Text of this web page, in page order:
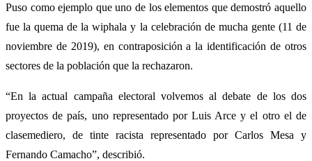
Puso como ejemplo que uno de los elementos que demostró aquello
fue la quema de la wiphala y la celebración de mucha gente (11 de
noviembre de 2019), en contraposición a la identificación de otros
sectores de la población que la rechazaron.
“En la actual campaña electoral volvemos al debate de los dos
proyectos de país, uno representado por Luis Arce y el otro el de
clasemediero, de tinte racista representado por Carlos Mesa y
Fernando Camacho”, describió.